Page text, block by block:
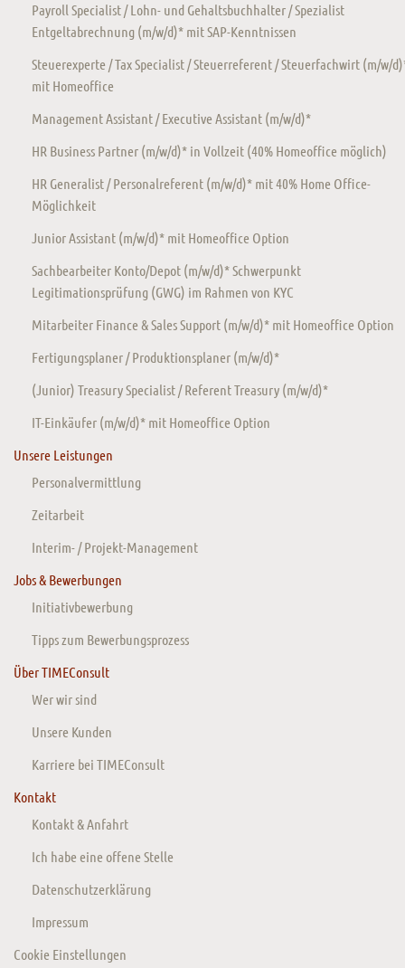
Payroll Specialist / Lohn- und Gehaltsbuchhalter / Spezialist
Entgeltabrechnung (m/w/d)* mit SAP-Kenntnissen
Steuerexperte / Tax Specialist / Steuerreferent / Steuerfachwirt (m/w/
mit Homeoffice
Management Assistant / Executive Assistant (m/w/d)*
HR Business Partner (m/w/d)* in Vollzeit (40% Homeoffice möglich)
HR Generalist / Personalreferent (m/w/d)* mit 40% Home Office-
Möglichkeit
Junior Assistant (m/w/d)* mit Homeoffice Option
Sachbearbeiter Konto/Depot (m/w/d)* Schwerpunkt
Legitimationsprüfung (GWG) im Rahmen von KYC
Mitarbeiter Finance & Sales Support (m/w/d)* mit Homeoffice Option
Fertigungsplaner / Produktionsplaner (m/w/d)*
(Junior) Treasury Specialist / Referent Treasury (m/w/d)*
IT-Einkäufer (m/w/d)* mit Homeoffice Option
Unsere Leistungen
Personalvermittlung
Zeitarbeit
Interim- / Projekt-Management
Jobs & Bewerbungen
Initiativbewerbung
Tipps zum Bewerbungsprozess
Über TIMEConsult
Wer wir sind
Unsere Kunden
Karriere bei TIMEConsult
Kontakt
Kontakt & Anfahrt
Ich habe eine offene Stelle
Datenschutzerklärung
Impressum
Cookie Einstellungen